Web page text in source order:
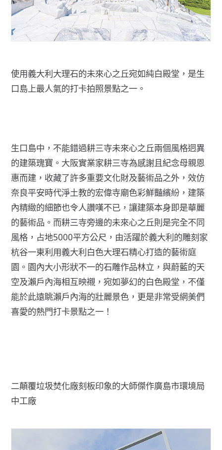
使用義大利大理石的未來心之丘宛如純白殿堂，是生
口島上最人氣的打卡拍照景點之一。
生口島中，不能錯過耕三寺未來心之丘兩個風格迥異
的建築瑰寶。大阪實業家耕三寺為感謝且紀念母親恩
惠而建，收藏了許多重要文化財及藝術品之外，效仿
奈良平安時代淨土教的宏偉寺廟色彩鮮豔繽紛，建築
內精緻的細節也令人讚嘆不已，讓建築本身即是華麗
的藝術品。而耕三寺旁邊的未來心之丘則是完全不同
風格，占地5000平方公尺，由活躍於義大利的雕刻家
杭谷一東利用義大利白色大理石精心打造的藝術庭
園。園內大小形狀不一的石雕作品林立，與蔚藍的天
空及瀨戶內海相互映襯，宛如夢幻的白色殿堂，不僅
能於此遠眺瀨戶內海的壯麗景色，更是非常受網美們
喜愛的熱門打卡景點之一！
二顛覆垃圾焚化廠刻板印象的大師傑作廣島市環境局
中工廠